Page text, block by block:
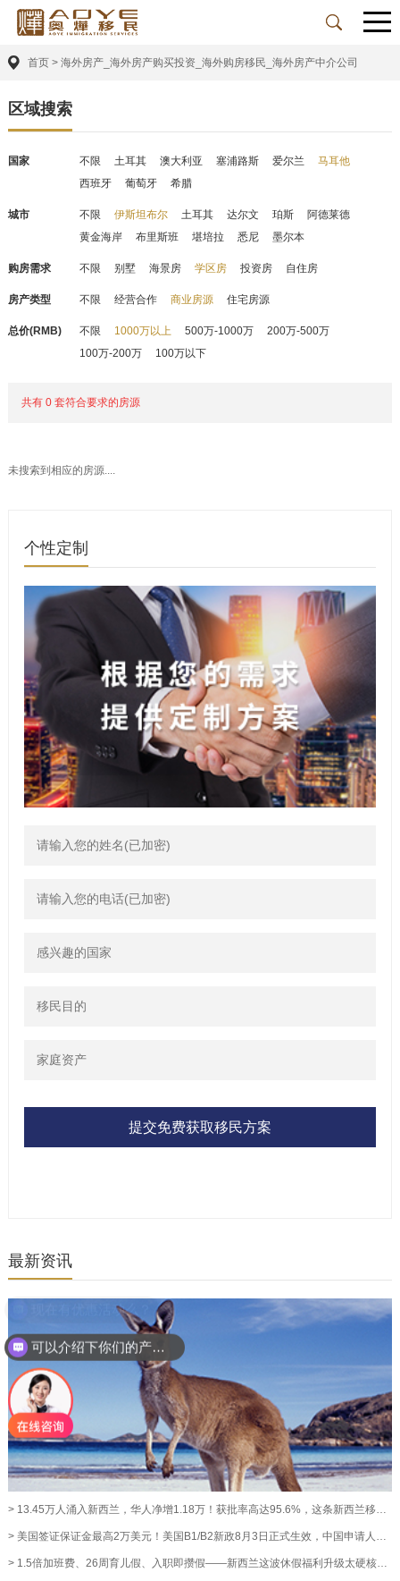
首页 > 海外房产_海外房产购买投资_海外购房移民_海外房产中介公司
区域搜索
国家 不限 土耳其 澳大利亚 塞浦路斯 爱尔兰
马耳他
西班牙
葡萄牙 希腊
城市 不限 伊斯坦布尔 土耳其 达尔文 珀斯
阿德莱德
黄金海岸
布里斯班 堪培拉 悉尼 墨尔本
购房需求 不限 别墅 海景房 学区房 投资房 自住房
房产类型 不限 经营合作 商业房源 住宅房源
总价(RMB) 不限 1000万以上 500万-1000万
200万-500万
100万-200万
100万以下
共有 0 套符合要求的房源
未搜索到相应的房源....
个性定制
提交免费获取移民方案
最新资讯
> 13.45万人涌入新西兰，华人净增1.18万！获批率高达95.6%，这条新西兰移民通道藏不住了！【奥烨移民资讯】
> 美国签证保证金最高2万美元！美国B1/B2新政8月3日正式生效，中国申请人暂不受影响【奥烨移民资讯】
> 1.5倍加班费、26周育儿假、入职即攒假——新西兰这波休假福利升级太硬核！【奥烨移民资讯】
可以介绍下你们的产品么？
现在有优惠活动么？